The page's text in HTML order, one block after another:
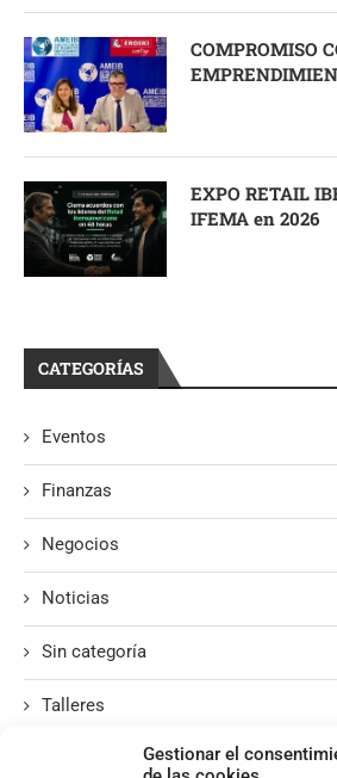
Gestionar el
COMPROMISO
EXPO RETAIL
IFEMA en 2026
CATEGORÍAS
Eventos
Finanzas
Negocios
Noticias
Sin categoría
Talleres